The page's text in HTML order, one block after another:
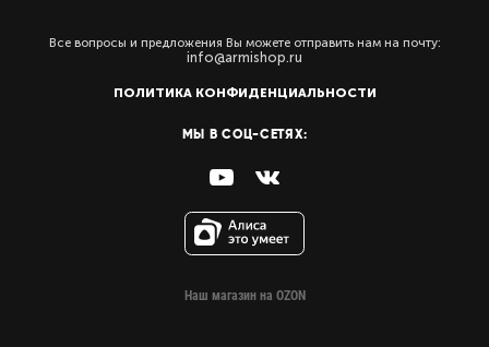
Все вопросы и предложения Вы можете отправить нам на почту:
info@armishop.ru
ПОЛИТИКА КОНФИДЕНЦИАЛЬНОСТИ
МЫ В СОЦ-СЕТЯХ:
Наш магазин на OZON